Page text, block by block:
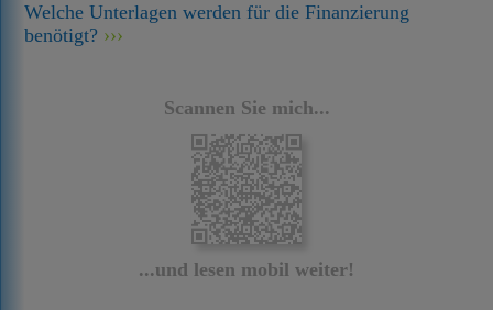
Welche Unterlagen werden für die Finanzierung
benötigt?
Scannen Sie mich...
...und lesen mobil weiter!